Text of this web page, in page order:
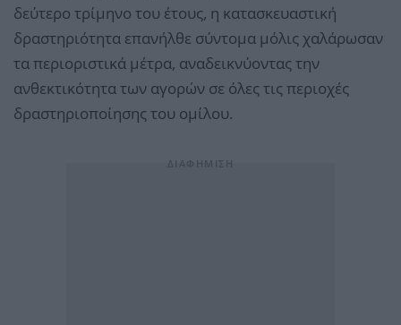
δεύτερο τρίμηνο του έτους, η κατασκευαστική
δραστηριότητα επανήλθε σύντομα μόλις χαλάρωσαν
τα περιοριστικά μέτρα, αναδεικνύοντας την
ανθεκτικότητα των αγορών σε όλες τις περιοχές
δραστηριοποίησης του ομίλου.